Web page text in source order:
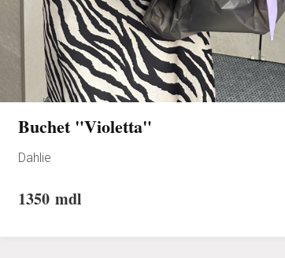
Buchet "Violetta"
Dahlie
1350 mdl